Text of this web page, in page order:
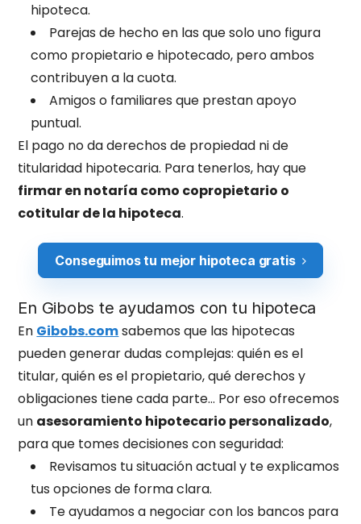
hipoteca.
Parejas de hecho en las que solo uno figura
como propietario e hipotecado, pero ambos
contribuyen a la cuota.
Amigos o familiares que prestan apoyo
puntual.
El pago no da derechos de propiedad ni de
titularidad hipotecaria. Para tenerlos, hay que
firmar en notaría como copropietario o
cotitular de la hipoteca.
Conseguimos tu mejor hipoteca gratis
En Gibobs te ayudamos con tu hipoteca
En Gibobs.comsabemos que las hipotecas
pueden generar dudas complejas: quién es el
titular, quién es el propietario, qué derechos y
obligaciones tiene cada parte… Por eso ofrecemos
un asesoramiento hipotecario personalizado,
para que tomes decisiones con seguridad:
Revisamos tu situación actual y te explicamos
tus opciones de forma clara.
Te ayudamos a negociar con los bancos para